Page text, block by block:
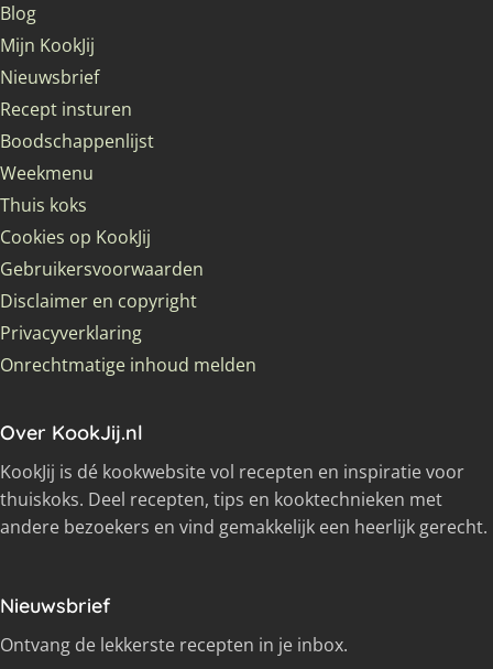
Blog
Mijn KookJij
Nieuwsbrief
Recept insturen
Boodschappenlijst
Weekmenu
Thuis koks
Cookies op KookJij
Gebruikersvoorwaarden
Disclaimer en copyright
Privacyverklaring
Onrechtmatige inhoud melden
Over KookJij.nl
KookJij is dé kookwebsite vol recepten en inspiratie voor
thuiskoks. Deel recepten, tips en kooktechnieken met
andere bezoekers en vind gemakkelijk een heerlijk gerecht.
Nieuwsbrief
Ontvang de lekkerste recepten in je inbox.